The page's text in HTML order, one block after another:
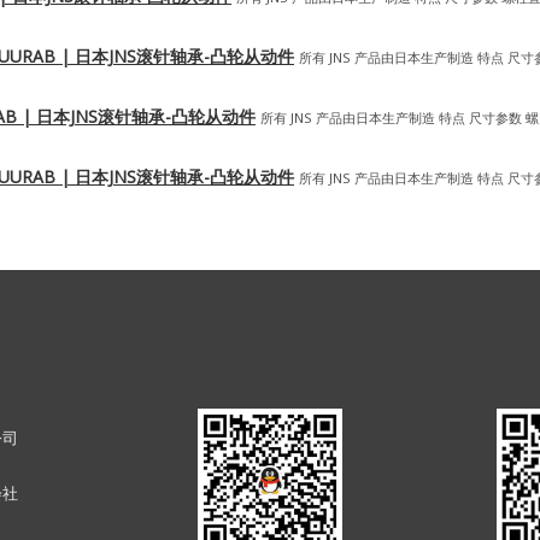
| 日本JNS滚针轴承-凸轮从动件 所有 JNS 产品由日本生产制造 特点 尺寸
| 日本JNS滚针轴承-凸轮从动件 所有 JNS 产品由日本生产制造 特点 尺寸参数 螺
| 日本JNS滚针轴承-凸轮从动件 所有 JNS 产品由日本生产制造 特点 尺寸